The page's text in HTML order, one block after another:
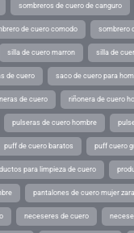
sombreros de cuero de canguro
de cuero comodo sombrero
silla de cuero marron silla de
de cuero saco de cuero para
de cuero riñonera de cuero
pulseras de cuero hombre
puff de cuero baratos puff cuero
para limpieza de cuero
pantalones de cuero mujer zara
neceseres de cuero